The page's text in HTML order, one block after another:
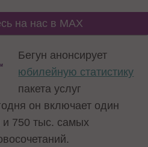
на нас в MAX
Бегун анонсирует
юбилейную статистику
пакета услуг
он включает один
750 тыс. самых